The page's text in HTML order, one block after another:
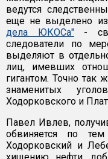
ведутся
еще не выделено
дела ЮКОСа"-
следователи по
выделяют в
лиц, имевших
гигантом. Точно так
знаменитых
Ходорковского и
Павел Ивлев,
обвиняется по
Ходорковский и
хищению нефти,